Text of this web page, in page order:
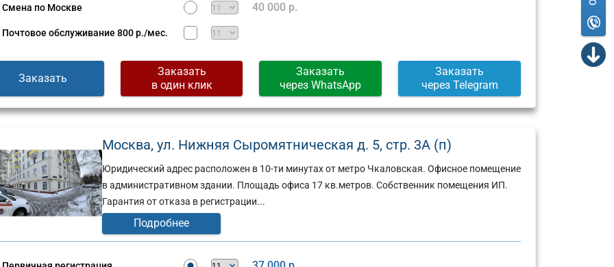
Смена по Москве 40 000 р.
Почтовое обслуживание 800 р./мес.
Заказать
Заказать
в один клик
Заказать
через WhatsApp
Заказать
через Telegram
Москва, ул. Нижняя Сыромятническая д. 5, стр. 3А (п)
Юридический адрес расположен в 10-ти минутах от метро Чкаловская. Офисное помещение
в административном здании. Площадь офиса 17 кв.метров. Собственник помещения ИП.
Гарантия от отказа в регистрации...
Подробнее